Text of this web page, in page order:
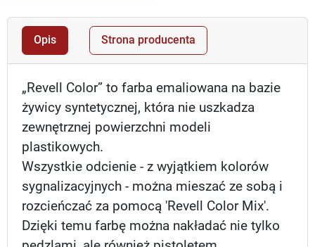
Opis Strona producenta
„Revell Color” to farba emaliowana na bazie
żywicy syntetycznej, która nie uszkadza
zewnętrznej powierzchni modeli
plastikowych.
Wszystkie odcienie - z wyjątkiem kolorów
sygnalizacyjnych - można mieszać ze sobą i
rozcieńczać za pomocą 'Revell Color Mix'.
Dzięki temu farbę można nakładać nie tylko